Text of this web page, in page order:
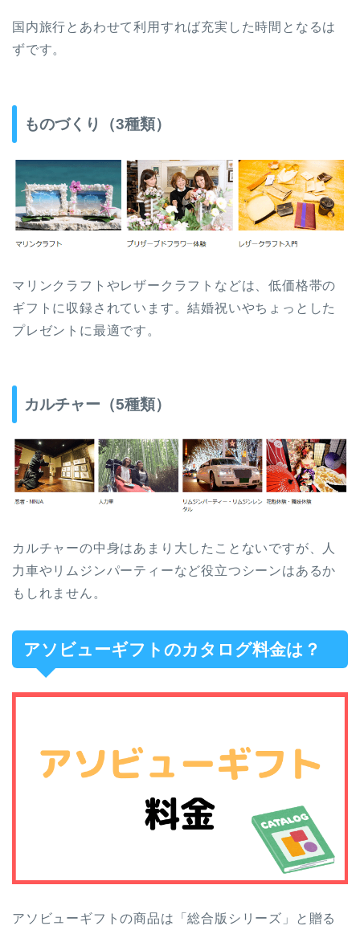
国内旅行とあわせて利用すれば充実した時間となるは
ずです。
ものづくり（3種類）
マリンクラフトやレザークラフトなどは、低価格帯の
ギフトに収録されています。結婚祝いやちょっとした
プレゼントに最適です。
カルチャー（5種類）
カルチャーの中身はあまり大したことないですが、人
力車やリムジンパーティーなど役立つシーンはあるか
もしれません。
アソビューギフトのカタログ料金は？
アソビューギフトの商品は「総合版シリーズ」と贈る